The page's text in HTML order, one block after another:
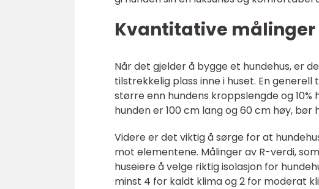
Kvantitative
Når det gjelder å bygge et hundehus, er
tilstrekkelig plass inne i huset. En
større enn hundens kroppslengde og
hunden er 100 cm lang og 60 cm høy,
Videre er det viktig å sørge for at
mot elementene. Målinger av R-verdi,
huseiere å velge riktig isolasjon for
minst 4 for kaldt klima og 2 for moderat